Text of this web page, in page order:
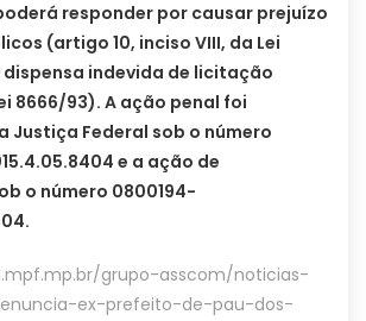
responder por causar prejuízo
(artigo 10, inciso VIII, da Lei
indevida de licitação
8666/93). A ação penal foi
Justiça Federal sob o número
e a ação de
o número 0800194-
grupo-asscom/noticias-
ex-prefeito-de-pau-dos-